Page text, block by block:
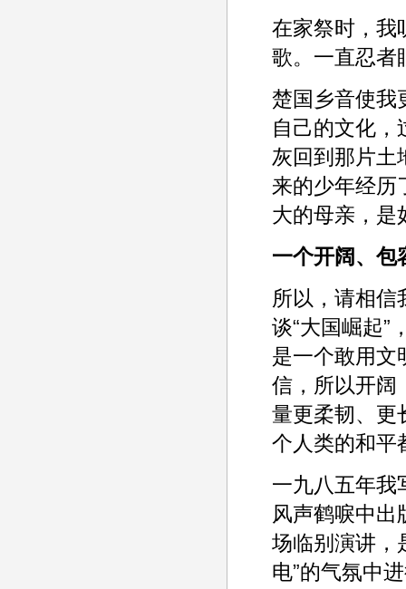
在家祭时，我
歌。一直忍者
楚国乡音使我
自己的文化，
灰回到那片土
来的少年经历
大的母亲，是
一个开阔、包
所以，请相信
谈“大国崛起”
是一个敢用文
信，所以开阔
量更柔韧、更
个人类的和平
一九八五年我
风声鹤唳中出
场临别演讲，
电”的气氛中